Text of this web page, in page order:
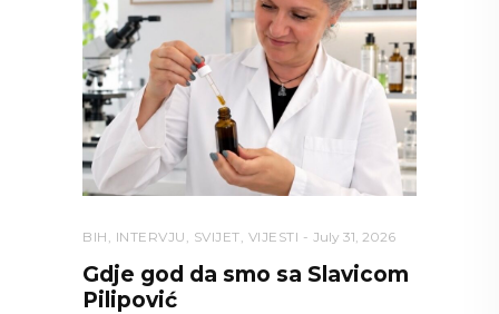
BIH INTERVJU SVIJET VIJESTI July 31, 2026
Gdje god da smo sa Slavicom
Pilipović